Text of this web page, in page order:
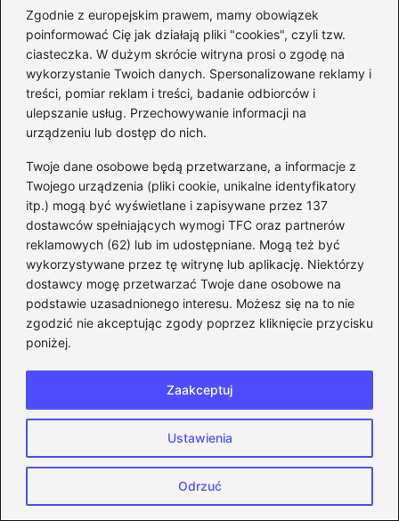
Zgodnie z europejskim prawem, mamy obowiązek
poinformować Cię jak działają pliki "cookies", czyli tzw.
ciasteczka. W dużym skrócie witryna prosi o zgodę na
wykorzystanie Twoich danych. Spersonalizowane reklamy i
treści, pomiar reklam i treści, badanie odbiorców i
ulepszanie usług. Przechowywanie informacji na
urządzeniu lub dostęp do nich.
Twoje dane osobowe będą przetwarzane, a informacje z
Twojego urządzenia (pliki cookie, unikalne identyfikatory
itp.) mogą być wyświetlane i zapisywane przez 137
dostawców spełniających wymogi TFC oraz partnerów
reklamowych (62) lub im udostępniane. Mogą też być
wykorzystywane przez tę witrynę lub aplikację. Niektórzy
dostawcy mogę przetwarzać Twoje dane osobowe na
podstawie uzasadnionego interesu. Możesz się na to nie
zgodzić nie akceptując zgody poprzez kliknięcie przycisku
poniżej.
Ustawienia
Odrzuć
Zaakceptuj
Nazwa*
Witryna internetowa
Zapamiętaj moje dane w tej przeglądarce
podczas pisania kolejnych komentarzy.
Poczytaj więcej